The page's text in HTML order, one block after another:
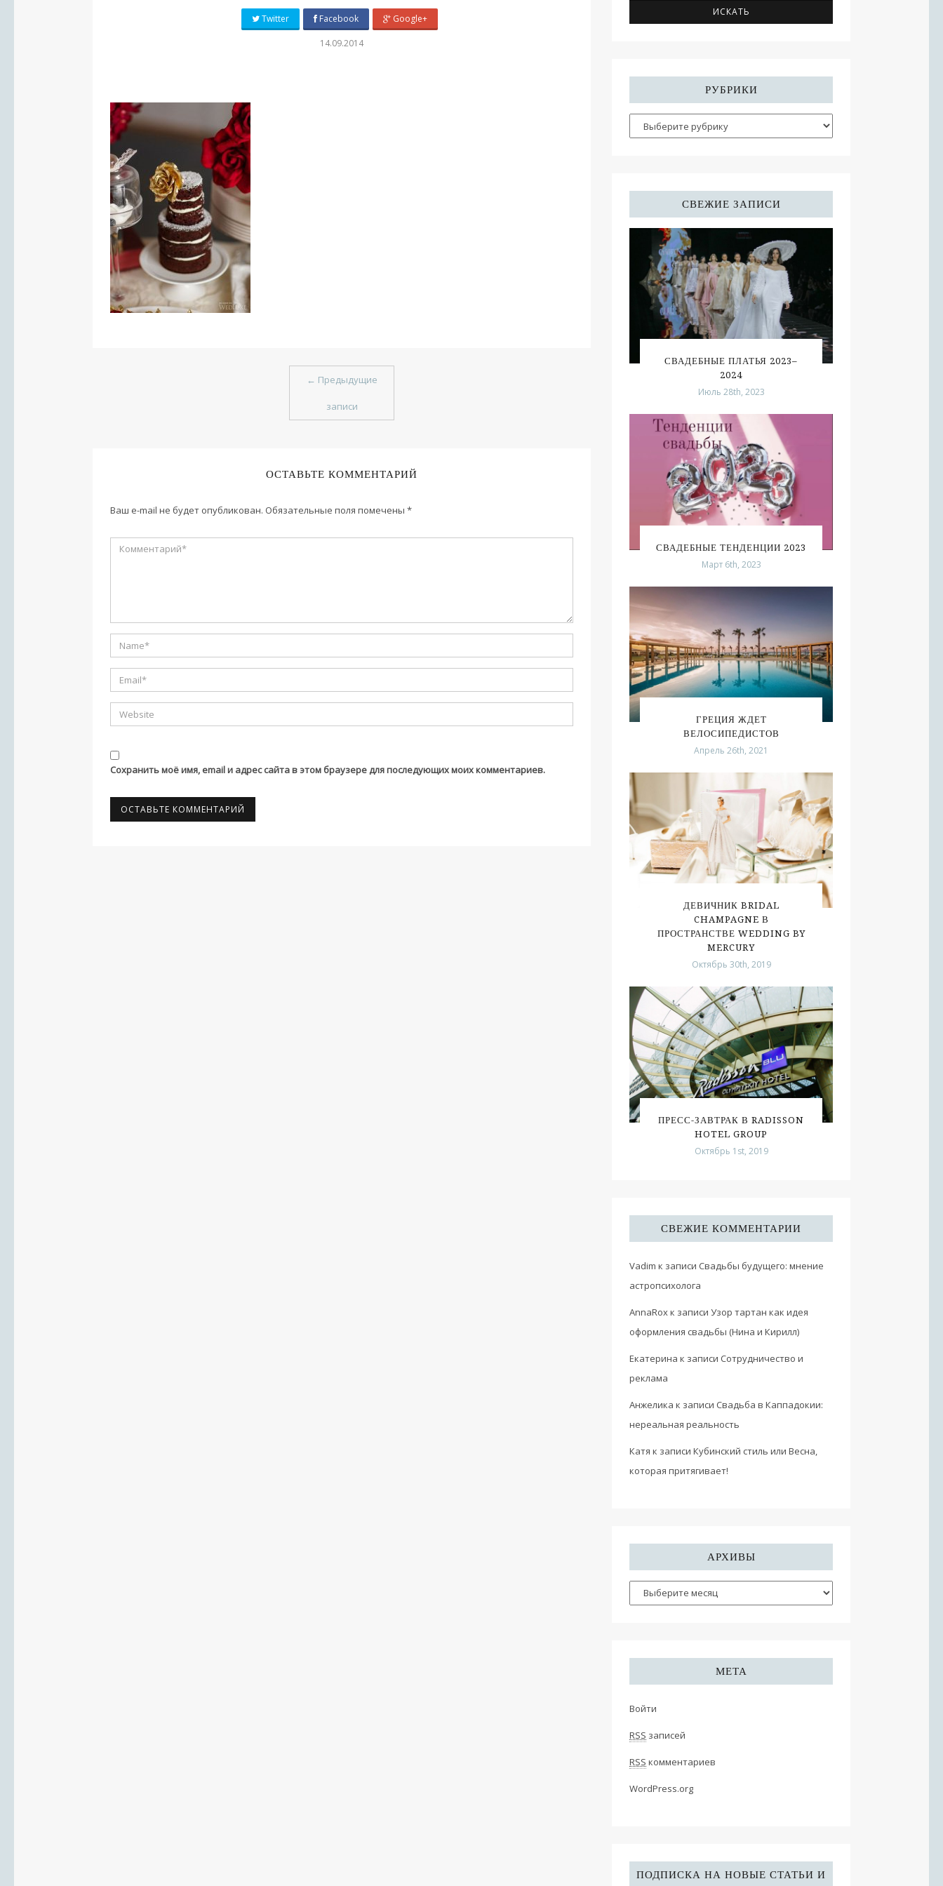
Twitter Facebook Google+
14.09.2014
← Предыдущие
записи
ОСТАВЬТЕ КОММЕНТАРИЙ
Ваш e-mail не будет опубликован. Обязательные поля помечены *
Сохранить моё имя, email и адрес сайта в этом браузере для последующих моих комментариев.
РУБРИКИ
СВЕЖИЕ ЗАПИСИ
СВАДЕБНЫЕ ПЛАТЬЯ 2023–
2024
Июль 28th, 2023
СВАДЕБНЫЕ ТЕНДЕНЦИИ 2023
Март 6th, 2023
ГРЕЦИЯ ЖДЕТ
ВЕЛОСИПЕДИСТОВ
Апрель 26th, 2021
ДЕВИЧНИК BRIDAL
CHAMPAGNE В
ПРОСТРАНСТВЕ WEDDING BY
MERCURY
Октябрь 30th, 2019
ПРЕСС-ЗАВТРАК В RADISSON
HOTEL GROUP
Октябрь 1st, 2019
СВЕЖИЕ КОММЕНТАРИИ
Vadim к записи Свадьбы будущего: мнение
астропсихолога
AnnaRoxк записи Узор тартан как идея
оформления свадьбы (Нина и Кирилл)
Екатерина к записи Сотрудничество и
реклама
Анжелика к записи Свадьба в Каппадокии:
нереальная реальность
Катя к записи Кубинский стиль или Весна,
которая притягивает!
АРХИВЫ
МЕТА
Войти
RSS записей
RSS комментариев
WordPress.org
ПОДПИСКА НА НОВЫЕ СТАТЬИ И